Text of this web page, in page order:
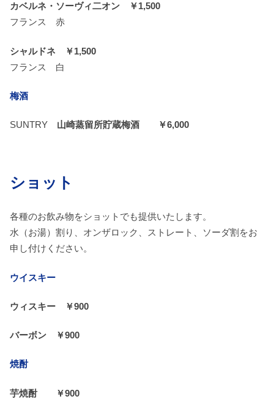
カベルネ・ソーヴィ二オン ￥1,500
フランス 赤
シャルドネ ￥1,500
フランス 白
梅酒
SUNTRY 山崎蒸留所貯蔵梅酒 ￥6,000
ショット
各種のお飲み物をショットでも提供いたします。
水（お湯）割り、オンザロック、ストレート、ソーダ割をお
申し付けください。
ウイスキー
ウィスキー ￥900
バーボン ￥900
焼酎
芋焼酎 ￥900